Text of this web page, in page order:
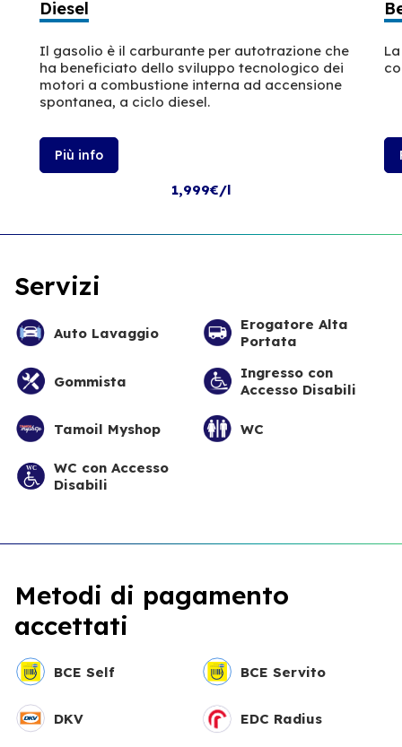
Diesel
Il gasolio è il carburante per autotrazione che
ha beneficiato dello sviluppo tecnologico dei
motori a combustione interna ad accensione
spontanea, a ciclo diesel.
Più info
1,999€/l
Servizi
Auto Lavaggio
Erogatore Alta
Portata
Gommista
Ingresso con
Accesso Disabili
Tamoil Myshop WC
WC con Accesso
Disabili
Metodi di pagamento
accettati
BCE Self BCE Servito
DKV EDC Radius